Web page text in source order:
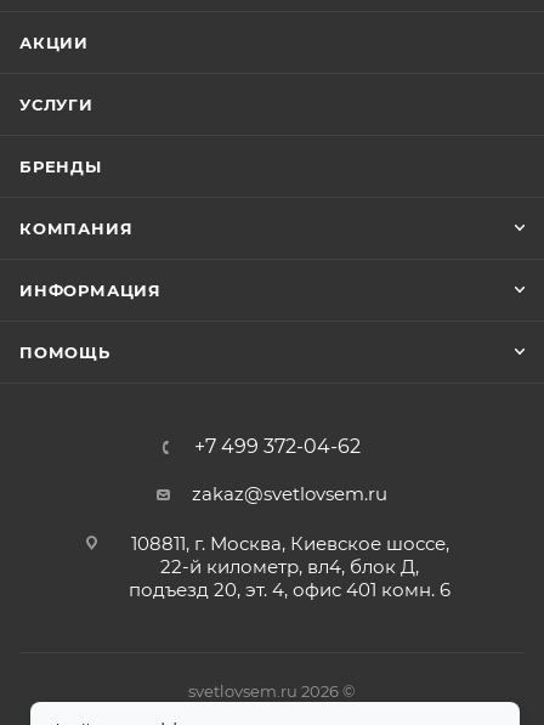
АКЦИИ
УСЛУГИ
БРЕНДЫ
КОМПАНИЯ
ИНФОРМАЦИЯ
ПОМОЩЬ
+7 499 372-04-62
zakaz@svetlovsem.ru
108811, г. Москва, Киевское шоссе,
22-й километр, вл4, блок Д,
подъезд 20, эт. 4, офис 401 комн. 6
svetlovsem.ru 2026 ©